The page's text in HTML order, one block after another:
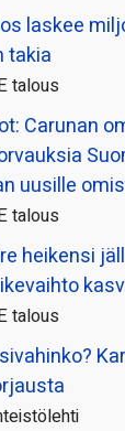
laskee
takia
talous
Carunan
uusille
talous
heikensi
talous